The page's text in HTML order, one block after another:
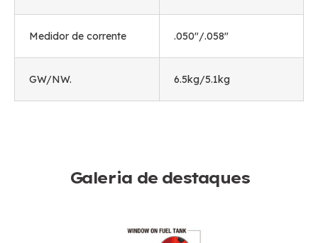
Medidor de corrente .050"/.058"
GW/NW. 6.5kg/5.1kg
Galeria de destaques